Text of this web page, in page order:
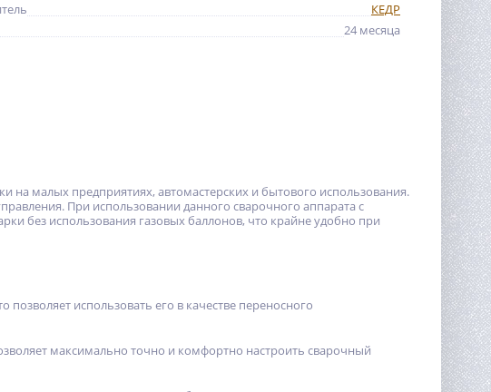
КЕДР
24 месяца
на малых предприятиях, автомастерских и бытового использования.
При использовании данного сварочного аппарата с
без использования газовых баллонов, что крайне удобно при
использовать его в качестве переносного
максимально точно и комфортно настроить сварочный